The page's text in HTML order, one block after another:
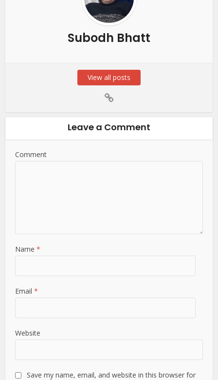
Subodh Bhatt
View all posts
Leave a Comment
Comment
Name*
Email*
Website
Save my name, email, and website in this browser for